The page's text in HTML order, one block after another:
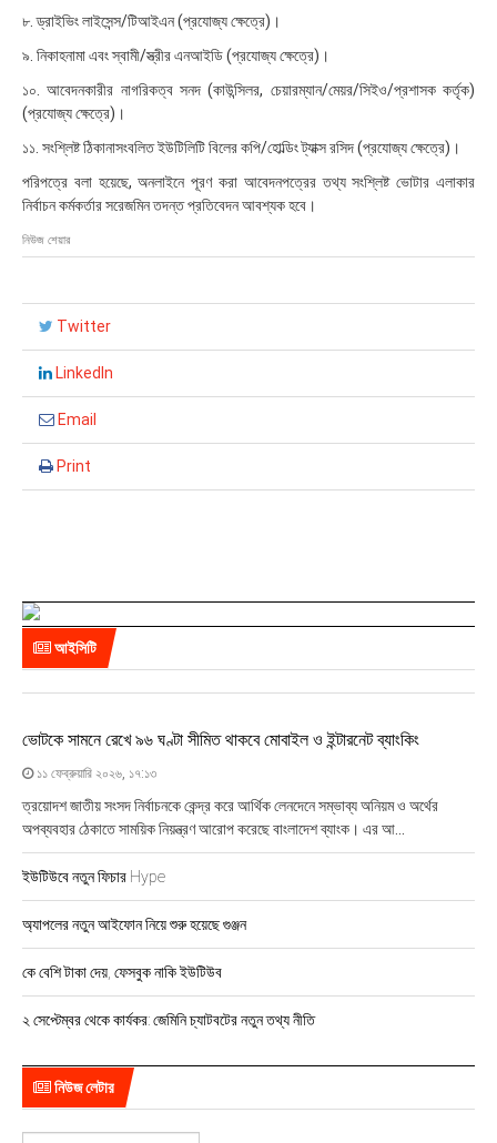
৮. ড্রাইভিং লাইসেন্স/টিআইএন (প্রযোজ্য ক্ষেত্রে)।
৯. নিকাহনামা এবং স্বামী/স্ত্রীর এনআইডি (প্রযোজ্য ক্ষেত্রে)।
১০. আবেদনকারীর নাগরিকত্ব সনদ (কাউন্সিলর, চেয়ারম্যান/মেয়র/সিইও/প্রশাসক কর্তৃক)
(প্রযোজ্য ক্ষেত্রে)।
১১. সংশ্লিষ্ট ঠিকানাসংবলিত ইউটিলিটি বিলের কপি/হোল্ডিং ট্যাক্স রসিদ (প্রযোজ্য ক্ষেত্রে)।
পরিপত্রে বলা হয়েছে, অনলাইনে পূরণ করা আবেদনপত্রের তথ্য সংশ্লিষ্ট ভোটার এলাকার
নির্বাচন কর্মকর্তার সরেজমিন তদন্ত প্রতিবেদন আবশ্যক হবে।
নিউজ শেয়ার
Twitter
LinkedIn
Email
Print
আইসিটি
ভোটকে সামনে রেখে ৯৬ ঘণ্টা সীমিত থাকবে মোবাইল ও ইন্টারনেট ব্যাংকিং
১১ ফেব্রুয়ারি ২০২৬, ১৭:১৩
ত্রয়োদশ জাতীয় সংসদ নির্বাচনকে কেন্দ্র করে আর্থিক লেনদেনে সম্ভাব্য অনিয়ম ও অর্থের
অপব্যবহার ঠেকাতে সাময়িক নিয়ন্ত্রণ আরোপ করেছে বাংলাদেশ ব্যাংক। এর আ...
ইউটিউবে নতুন ফিচার Hype
অ্যাপলের নতুন আইফোন নিয়ে শুরু হয়েছে গুঞ্জন
কে বেশি টাকা দেয়, ফেসবুক নাকি ইউটিউব
২ সেপ্টেম্বর থেকে কার্যকর: জেমিনি চ্যাটবটের নতুন তথ্য নীতি
নিউজ লেটার